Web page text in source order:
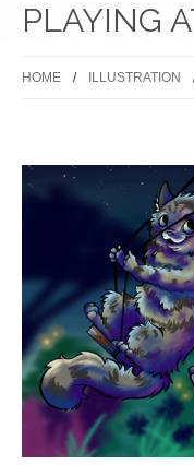
PLAYING
HOME ILLUSTRATION